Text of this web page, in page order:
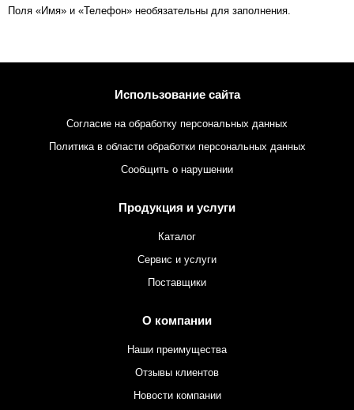
Поля «Имя» и «Телефон» необязательны для заполнения.
Использование сайта
Согласие на обработку персональных данных
Политика в области обработки персональных данных
Сообщить о нарушении
Продукция и услуги
Каталог
Сервис и услуги
Поставщики
О компании
Наши преимущества
Отзывы клиентов
Новости компании